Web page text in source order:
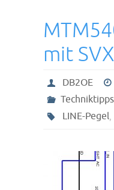
mit
DB2OE
LINE-Pegel,